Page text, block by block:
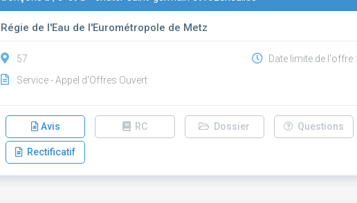
Régie de l'Eau de l'Eurométropole de Metz
57
Service - Appel d'Offres Ouvert
Date limite de l'offre :
Avis RC Dossier Questions
Rectificatif